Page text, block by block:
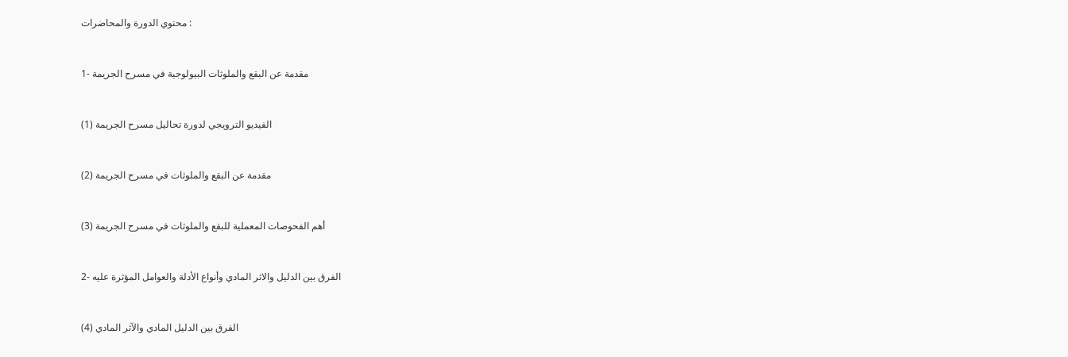
محتوي الدورة والمحاضرات :
1- مقدمة عن البقع والملوثات البيولوجية في مسرح الجريمة
(1) الفيديو الترويجي لدورة تحاليل مسرح الجريمة
(2) مقدمة عن البقع والملوثات في مسرح الجريمة
(3) أهم الفحوصات المعملية للبقع والملوثات في مسرح الجريمة
2- الفرق بين الدليل والاثر المادي وأنواع الأدلة والعوامل المؤثرة عليه
(4) الفرق بين الدليل المادي والآثر المادي